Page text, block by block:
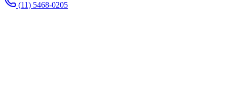
(11) 5468-0205